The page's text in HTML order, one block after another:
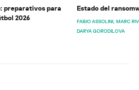
preparativos para
2026
Estado del
FABIO ASSOLINI MARC
DARYA GORODILOVA